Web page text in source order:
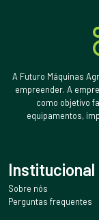
A Futuro Máquinas Agrícolas nasceu da vontade dos seus fundadores de
empreender. A
como objetivo
equipamentos,
Institucional
Sobre nós
Perguntas frequentes